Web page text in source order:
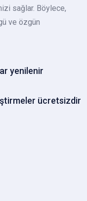
sağlar. Böylece,
ve özgün
yenilenir
ücretsizdir